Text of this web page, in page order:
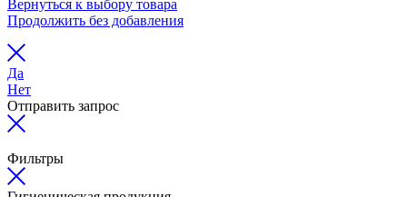
Вернуться к выбору товара
Продолжить без добавления
Да
Нет
Отправить запрос
Фильтры